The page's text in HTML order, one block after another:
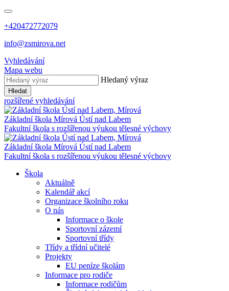
+420472772079
info@zsmirova.net
Vyhledávání
Mapa webu
Hledaný výraz
Hledat
rozšířené vyhledávání
Základní škola Mírová Ústí nad Labem
Fakultní škola s rozšířenou výukou tělesné výchovy
Základní škola Mírová Ústí nad Labem
Fakultní škola s rozšířenou výukou tělesné výchovy
Škola
Aktuálně
Kalendář akcí
Organizace školního roku
O nás
Informace o škole
Sportovní zázemí
Sportovní třídy
Třídy a třídní učitelé
Projekty
EU peníze školám
Informace pro rodiče
Informace rodičům